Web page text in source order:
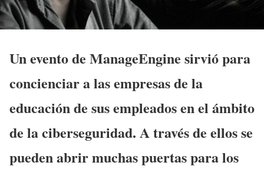
Un evento de ManageEngine sirvió para
concienciar a las empresas de la
educación de sus empleados en el ámbito
de la ciberseguridad. A través de ellos se
pueden abrir muchas puertas para los